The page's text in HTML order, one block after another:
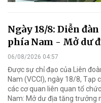
Ngày 18/8: Diễn
phía Nam - Mở dư
06/08/2026 04:57
Được sự chỉ đạo của Liên
Nam (VCCI), ngày 18/8, Tạp
các cơ quan liên quan tổ
Nam: Mở dư địa tăng trưởng